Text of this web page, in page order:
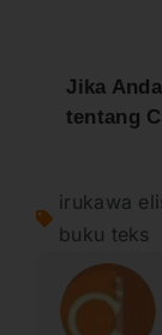
Jika
tentang
irukawa
buku teks